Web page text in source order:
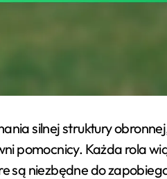
silnej struktury
pomocnicy. Każda rola
są niezbędne do